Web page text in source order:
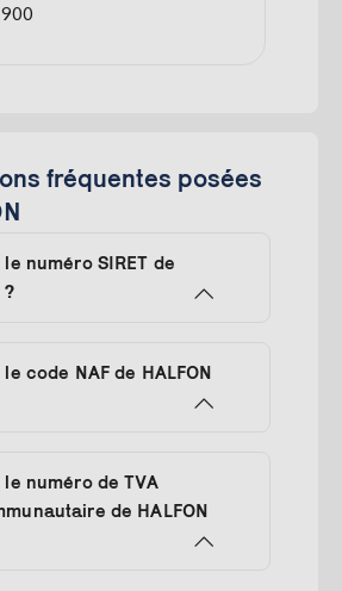
fréquentes posées
numéro SIRET de
?
code NAF de HALFON
numéro de TVA
de HALFON